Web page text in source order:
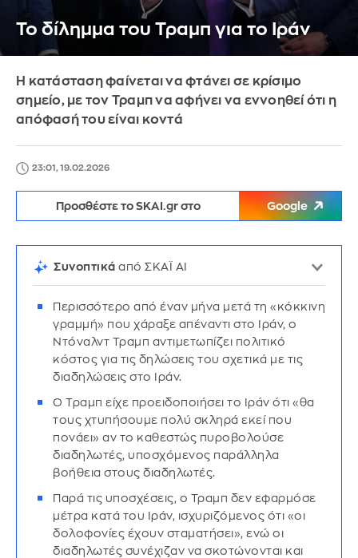
Το δίλημμα του Τραμπ για το Ιράν
Η κατάσταση φαίνεται να φτάνει σε κρίσιμο
σημείο, με τον Τραμπ να αφήνει να εννοηθεί ότι η
απόφασή του είναι κοντά
23:01, 19.02.2026
Προσθέστε το SKAI.gr στο Google
Συνοπτικά από ΣΚΑΪ AI
Περισσότερο από έναν μήνα μετά τη «κόκκινη
γραμμή» που χάραξε απέναντι στο Ιράν, ο
Ντόναλντ Τραμπ αντιμετωπίζει πολιτικό
κόστος για τις δηλώσεις του σχετικά με τις
διαδηλώσεις στο Ιράν.
Ο Τραμπ είχε προειδοποιήσει το Ιράν ότι «θα
τους χτυπήσουμε πολύ σκληρά εκεί που
πονάει» αν το καθεστώς πυροβολούσε
διαδηλωτές, υποσχόμενος παράλληλα
βοήθεια στους διαδηλωτές.
Παρά τις υποσχέσεις, ο Τραμπ δεν εφαρμόσε
μέτρα κατά του Ιράν, ισχυριζόμενος ότι «οι
δολοφονίες έχουν σταματήσει», ενώ οι
διαδηλωτές συνέχιζαν να σκοτώνονται και